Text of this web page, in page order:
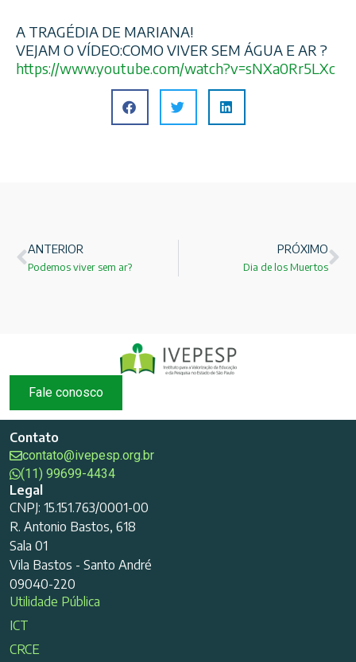
A TRAGÉDIA DE MARIANA!
VEJAM O VÍDEO:COMO VIVER SEM ÁGUA E AR ?
https://www.youtube.com/watch?v=sNXa0Rr5LXc
ANTERIOR
Podemos viver sem ar?
PRÓXIMO
Dia de los Muertos
Fale conosco
Contato
contato@ivepesp.org.br
(11) 99699-4434
Legal
CNPJ: 15.151.763/0001-00
R. Antonio Bastos, 618
Sala 01
Vila Bastos - Santo André
09040-220
Utilidade Pública
ICT
CRCE